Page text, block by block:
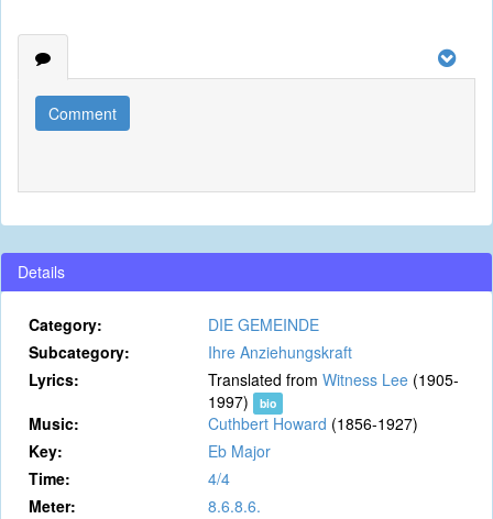
Comment
Details
Category:
DIE GEMEINDE
Subcategory:
Ihre Anziehungskraft
Lyrics:
Translated from Witness Lee (1905-
1997)
bio
Music: Cuthbert Howard (1856-1927)
Key:
Eb Major
Time:
4/4
Meter:
8.6.8.6.